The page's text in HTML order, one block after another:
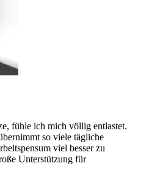
fühle ich mich völlig entlastet.
so viele tägliche
viel besser zu
Unterstützung für